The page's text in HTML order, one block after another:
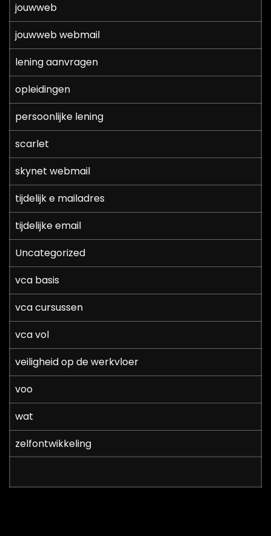
jouwweb
jouwweb webmail
lening aanvragen
opleidingen
persoonlijke lening
scarlet
skynet webmail
tijdelijk e mailadres
tijdelijke email
Uncategorized
vca basis
vca cursussen
vca vol
veiligheid op de werkvloer
voo
wat
zelfontwikkeling